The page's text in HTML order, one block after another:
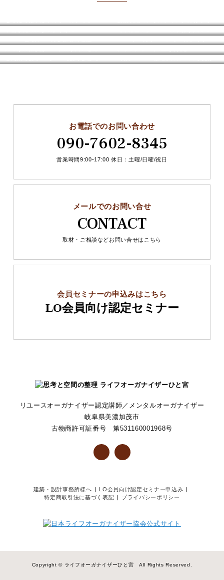
お電話でのお問い合わせ
090-7602-8345
営業時間9:00-17:00 休日：土曜/日曜/祝日
メールでのお問い合せ
CONTACT
取材・ご相談などお問い合せはこちら
会員セミナーの申込みはこちら
LO会員向け認定セミナー
リユースオーガナイザー認定講師／メンタルオーガナイザー
岐阜県美濃加茂市
古物商許可証番号 第531160001968号
建築・設計事務所様へ
LO会員向け認定セミナー申込み
特定商取引法に基づく表記
プライバシーポリシー
Copyright © ライフオーガナイザーひと宮 All Rights Reserved.